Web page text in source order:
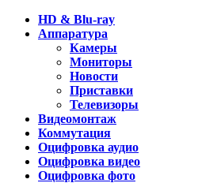
HD & Blu-ray
Аппаратура
Камеры
Мониторы
Новости
Приставки
Телевизоры
Видеомонтаж
Коммутация
Оцифровка аудио
Оцифровка видео
Оцифровка фото